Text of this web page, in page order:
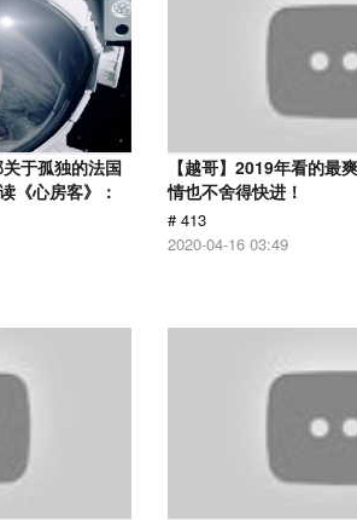
于孤独的法国
《心房客》：
【越哥】2019年看的最
情也不舍得快进！
# 413
2020-04-16 03:49